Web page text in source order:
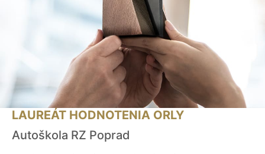
LAUREÁT HODNOTENIA ORLY
Autoškola RZ Poprad